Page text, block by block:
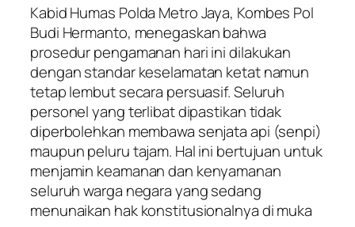
Kabid Humas Polda Metro Jaya, Kombes Pol
Budi Hermanto, menegaskan bahwa
prosedur pengamanan hari ini dilakukan
dengan standar keselamatan ketat namun
tetap lembut secara persuasif. Seluruh
personel yang terlibat dipastikan tidak
diperbolehkan membawa senjata api (senpi)
maupun peluru tajam. Hal ini bertujuan untuk
menjamin keamanan dan kenyamanan
seluruh warga negara yang sedang
menunaikan hak konstitusionalnya di muka